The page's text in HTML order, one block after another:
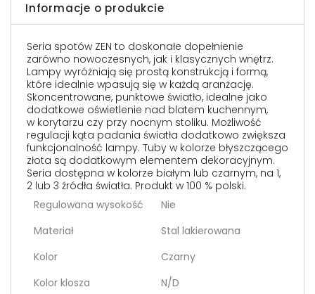
Informacje o produkcie
Seria spotów ZEN to doskonałe dopełnienie
zarówno nowoczesnych, jak i klasycznych wnętrz.
Lampy wyróżniają się prostą konstrukcją i formą,
które idealnie wpasują się w każdą aranżację.
Skoncentrowane, punktowe światło, idealne jako
dodatkowe oświetlenie nad blatem kuchennym,
w korytarzu czy przy nocnym stoliku. Możliwość
regulacji kąta padania światła dodatkowo zwiększa
funkcjonalność lampy. Tuby w kolorze błyszczącego
złota są dodatkowym elementem dekoracyjnym.
Seria dostępna w kolorze białym lub czarnym, na 1,
2 lub 3 źródła światła. Produkt w 100 % polski.
Regulowana wysokość
Nie
Materiał
Stal lakierowana
Kolor
Czarny
Kolor klosza
N/D